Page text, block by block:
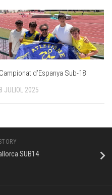
Campionat d’Espanya Sub-18
8 JULIOL 2025
SUB14